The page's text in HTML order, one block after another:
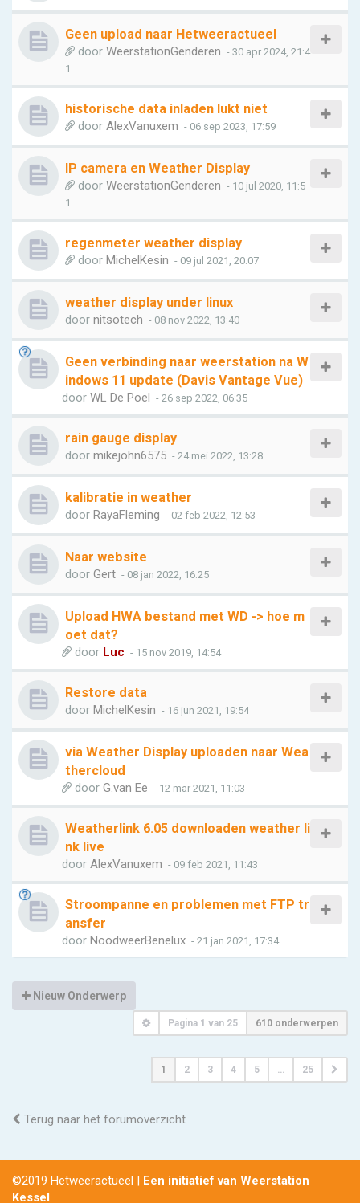
Geen upload naar Hetweeractueel
door WeerstationGenderen - 30 apr 2024, 21:4
1
historische data inladen lukt niet
door AlexVanuxem - 06 sep 2023, 17:59
IP camera en Weather Display
door WeerstationGenderen - 10 jul 2020, 11:5
1
regenmeter weather display
door MichelKesin - 09 jul 2021, 20:07
weather display under linux
door nitsotech - 08 nov 2022, 13:40
Geen verbinding naar weerstation na W
indows 11 update (Davis Vantage Vue)
door WL De Poel - 26 sep 2022, 06:35
rain gauge display
door mikejohn6575 - 24 mei 2022, 13:28
kalibratie in weather
door RayaFleming - 02 feb 2022, 12:53
Naar website
door Gert - 08 jan 2022, 16:25
Upload HWA bestand met WD -> hoe m
oet dat?
door Luc - 15 nov 2019, 14:54
Restore data
door MichelKesin - 16 jun 2021, 19:54
via Weather Display uploaden naar Wea
thercloud
door G.van Ee - 12 mar 2021, 11:03
Weatherlink 6.05 downloaden weather li
nk live
door AlexVanuxem - 09 feb 2021, 11:43
Stroompanne en problemen met FTP tr
ansfer
door NoodweerBenelux - 21 jan 2021, 17:34
Nieuw Onderwerp
Pagina 1 van 25 610 onderwerpen
1 2 3 4 5 … 25
Terug naar het forumoverzicht
©2019 Hetweeractueel | Een initiatief van Weerstation
Kessel